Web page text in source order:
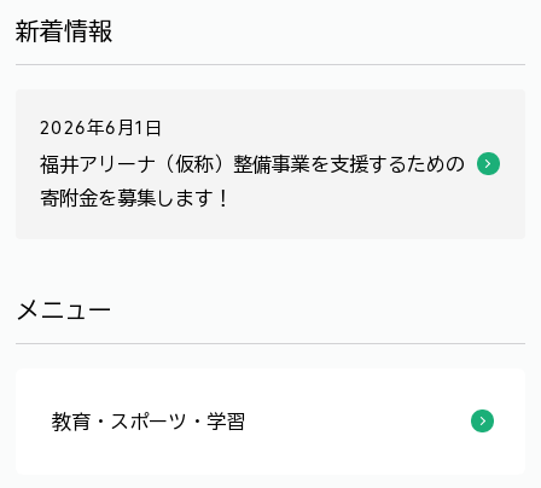
新着情報
2026年6月1日
福井アリーナ（仮称）整備事業を支援するための
寄附金を募集します！
メニュー
教育・スポーツ・学習